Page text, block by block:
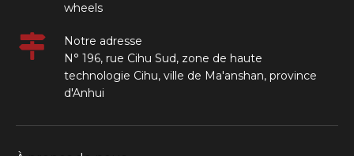
wheels
Notre adresse
N° 196, rue Cihu Sud, zone de haute
technologie Cihu, ville de Ma'anshan, province
d'Anhui